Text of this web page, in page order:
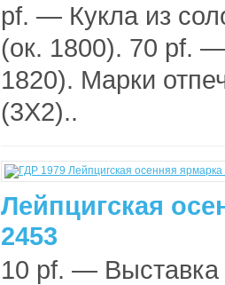
pf. — Кукла из
(ок. 1800). 70 pf.
1820). Марки
(3X2)..
Лейпцигская
2453
10 pf. —